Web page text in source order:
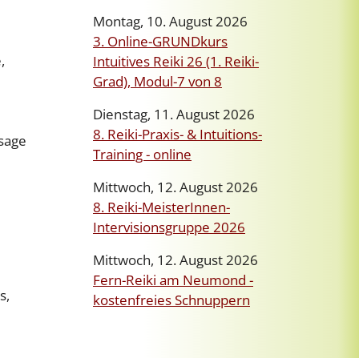
Montag, 10. August 2026
3. Online-GRUNDkurs
Intuitives Reiki 26 (1. Reiki-
Grad), Modul-7 von 8
Dienstag, 11. August 2026
8. Reiki-Praxis- & Intuitions-
Training - online
Mittwoch, 12. August 2026
8. Reiki-MeisterInnen-
Intervisionsgruppe 2026
Mittwoch, 12. August 2026
Fern-Reiki am Neumond -
kostenfreies Schnuppern